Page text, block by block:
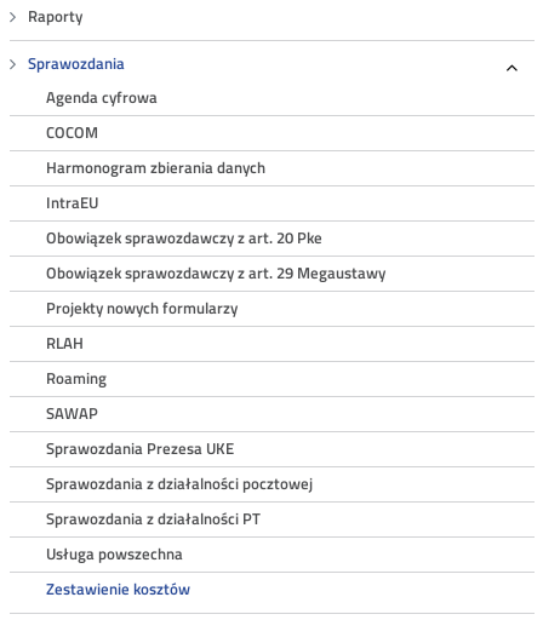
Raporty
Sprawozdania
Agenda cyfrowa
COCOM
Harmonogram zbierania danych
IntraEU
Obowiązek sprawozdawczy z art. 20 Pke
Obowiązek sprawozdawczy z art. 29 Megaustawy
Projekty nowych formularzy
RLAH
Roaming
SAWAP
Sprawozdania Prezesa UKE
Sprawozdania z działalności pocztowej
Sprawozdania z działalności PT
Usługa powszechna
Zestawienie kosztów